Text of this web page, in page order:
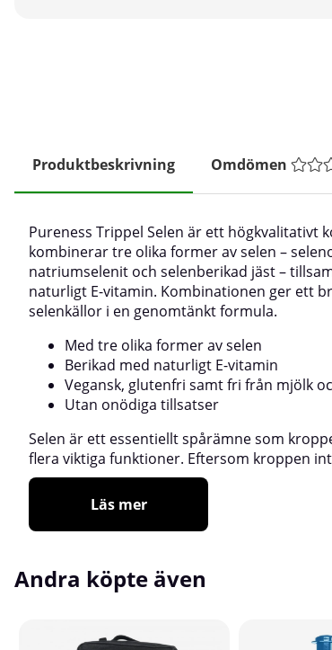
Produktbeskrivning Omdömen
Pureness Trippel Selen är ett högkvalitativt
kombinerar tre olika former av selen –
natriumselenit och selenberikad jäst –
naturligt E-vitamin. Kombinationen ger ett
selenkällor i en genomtänkt formula.
Med tre olika former av selen
Berikad med naturligt E-vitamin
Vegansk, glutenfri samt fri från mjölk
Utan onödiga tillsatser
Selen är ett essentiellt spårämne som
flera viktiga funktioner. Eftersom kroppen
Läs mer
Andra köpte även